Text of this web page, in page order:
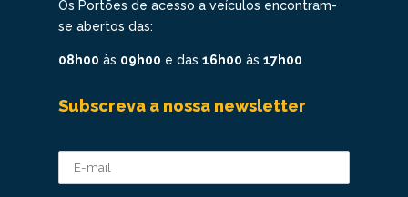
Os Portões de acesso a veículos encontram-
se abertos das:
08h00 às 09h00 e das 16h00 às 17h00
Subscreva a nossa newsletter